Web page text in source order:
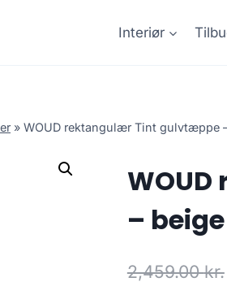
Interiør
» WOUD rektangulær Tint gulvtæppe
–
2,459.00kr.